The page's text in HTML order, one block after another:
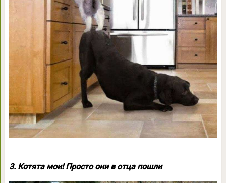
3. Котята мои! Просто они в отца пошли